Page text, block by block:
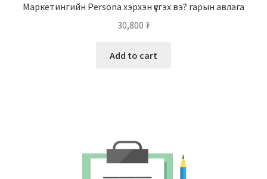
Маркетингийн Persona хэрхэн үүсгэх вэ? гарын авлага
30,800 ₮
Add to cart